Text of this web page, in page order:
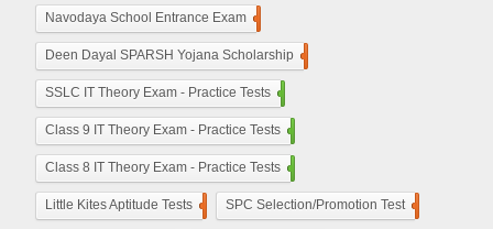
Navodaya School Entrance Exam
De​en Dayal SPARSH Yojana​ Scholarship
SSLC IT Theory Exam - Practice Tests
Class 9 IT Theory Exam - Practice Tests
Class 8 IT Theory Exam - Practice Tests
Little Kites Aptitude Tests SPC Selection/Promotion Test